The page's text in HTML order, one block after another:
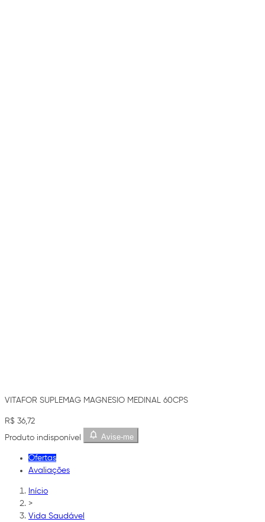
VITAFOR SUPLEMAG MAGNESIO MEDINAL 60CPS
R$ 36,72
Produto indisponível
Avise-me
Ofertas
Avaliações
Início
>
Vida Saudável